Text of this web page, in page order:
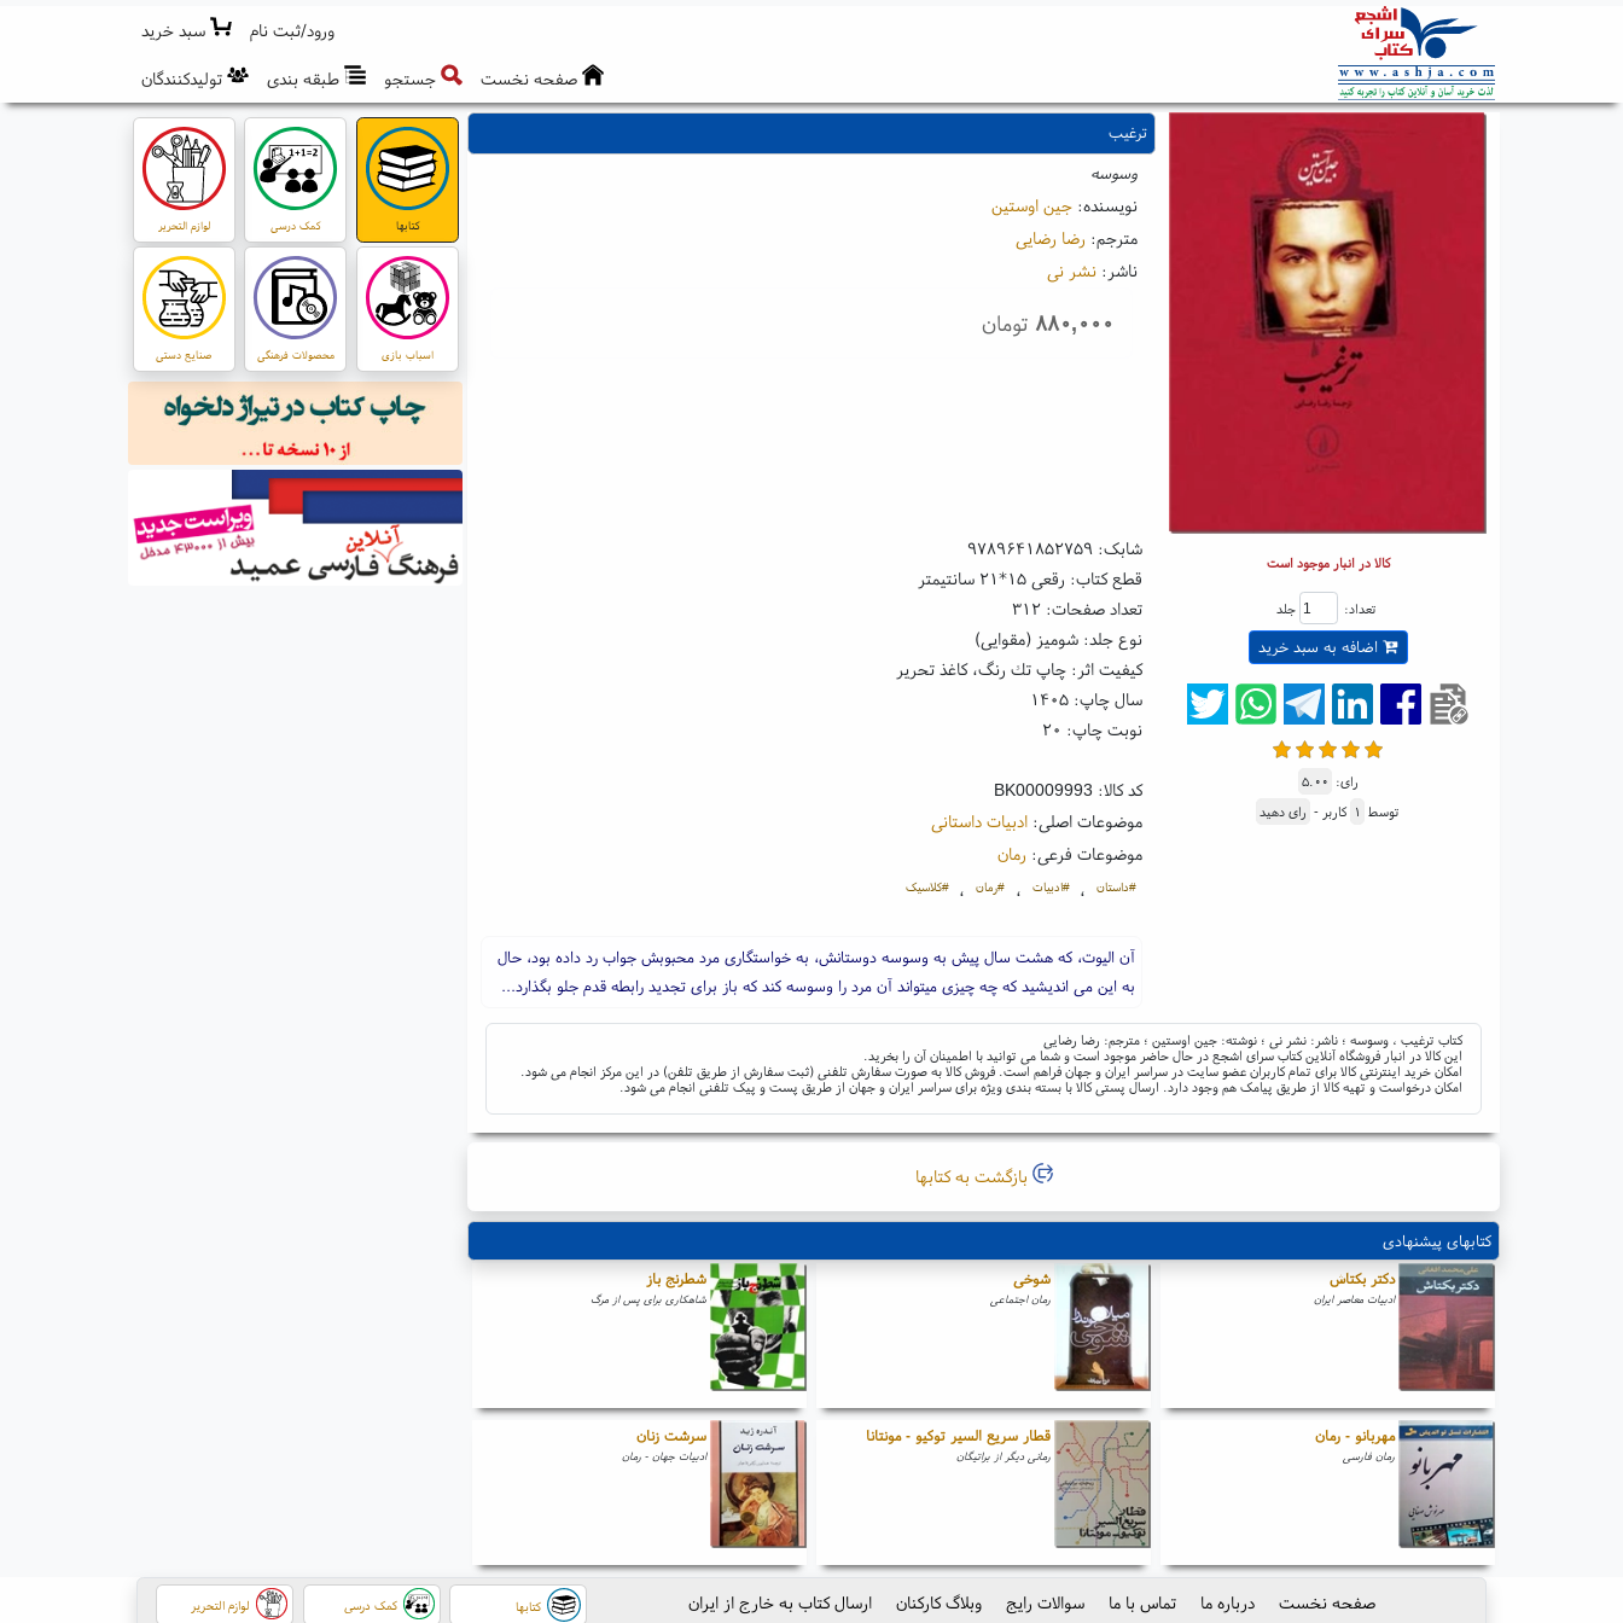
ورود/ثبت نام
سبد خرید
صفحه نخست
جستجو طبقه بندی تولیدکنندگان
ترغیب
وسوسه
نویسنده: جین اوستین
مترجم: رضا رضایی
ناشر: نشر نی
۸۸۰,۰۰۰ تومان
کالا در انبار موجود است
تعداد: جلد
اضافه به سبد خرید
رای: ۵.۰۰
توسط ۱ کاربر - رای دهید
شابک:۹۷۸۹۶۴۱۸۵۲۷۵۹
قطع کتاب: رقعی ۱۵*۲۱ سانتیمتر
تعداد صفحات: ۳۱۲
نوع جلد: شومیز (مقوایی)
کیفیت اثر: چاپ تك رنگ، کاغذ تحریر
سال چاپ: ۱۴۰۵
نوبت چاپ: ۲۰
کد کالا: BK00009993
موضوعات اصلی:ادبیات داستانی
موضوعات فرعی: رمان
#داستان ، #ادبیات ، #رمان ، #کلاسیک
آن الیوت، که هشت سال پیش به وسوسه دوستانش، به خواستگاری مرد محبوبش جواب رد داده بود، حال
به این می اندیشید که چه چیزی میتواند آن مرد را وسوسه کند که باز برای تجدید رابطه قدم جلو بگذارد...
کتاب ترغیب ، وسوسه ؛ ناشر: نشر نی ؛ نوشته: جین اوستین ؛ مترجم: رضا رضایی
این کالا در انبار فروشگاه آنلاین کتاب سرای اشجع در حال حاضر موجود است و شما می توانید با اطمینان آن را بخرید.
امکان خرید اینترنتی کالا برای تمام کاربران عضو سایت در سراسر ایران و جهان فراهم است. فروش کالا به صورت سفارش تلفنی (ثبت سفارش از طریق تلفن) در این مرکز انجام می شود.
امکان درخواست و تهیه کالا از طریق پیامک هم وجود دارد. ارسال پستی کالا با بسته بندی ویژه برای سراسر ایران و جهان از طریق پست و پیک تلفنی انجام می شود.
بازگشت به کتابها
کتابهای پیشنهادی
دکتر بکتاش
ادبیات معاصر ایران
شوخی
رمان اجتماعی
شطرنج باز
شاهکاری برای پس از مرگ
مهربانو - رمان
رمان فارسی
قطار سریع السیر توکیو - مونتانا
رمانی دیگر از براتیگان
سرشت زنان
ادبیات جهان - رمان
کتابها کمک درسی لوازم التحریر
اسباب بازی محصولات فرهنگی صنایع دستی
صفحه نخست درباره ما تماس با ما سوالات رایج وبلاگ کارکنان ارسال کتاب به خارج از ایران کتابها کمک درسی لوازم التحریر